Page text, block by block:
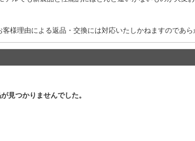
様理由による返品・交換には対応いたしかねますのであら
見つかりませんでした。